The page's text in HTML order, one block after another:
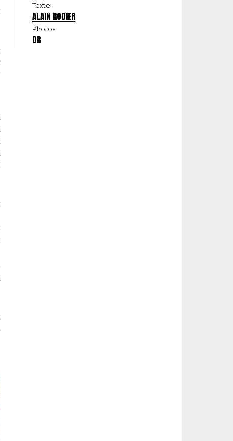
Texte
ALAIN RODIER
Photos
DR